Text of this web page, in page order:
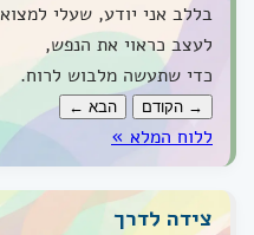
בללב אני יודע, שעלי
לעצב כראוי את הנפש,
כדי שתעשה מלבוש לרוח.
→ הקודם הבא ←
ללוח המלא »
צידה לדרך